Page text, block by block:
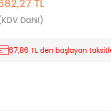
TL
Dahil)
67,86 TL den başlayan